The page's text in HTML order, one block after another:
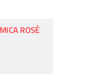
ROSÉ